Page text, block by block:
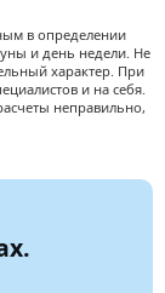
в определении
и день недели. Не
характер. При
и на себя.
неправильно,